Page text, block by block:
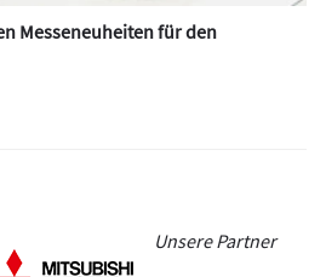
Messeneuheiten für den
Unsere Partner